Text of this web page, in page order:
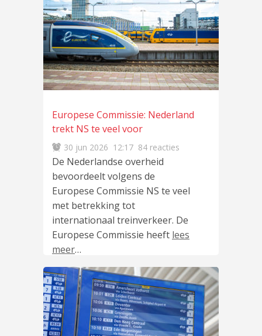
Europese Commissie: Nederland
trekt NS te veel voor
30 jun 2026 12:17 84 reacties
De Nederlandse overheid
bevoordeelt volgens de
Europese Commissie NS te veel
met betrekking tot
internationaal treinverkeer. De
Europese Commissie heeft lees
meer…